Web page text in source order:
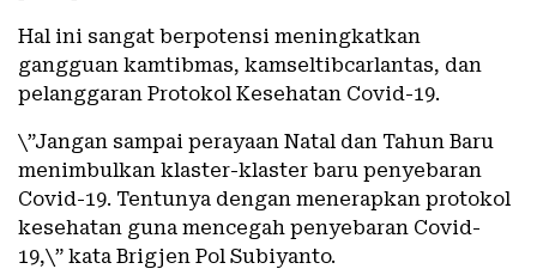
Hal ini sangat berpotensi meningkatkan
gangguan kamtibmas, kamseltibcarlantas, dan
pelanggaran Protokol Kesehatan Covid-19.
\”Jangan sampai perayaan Natal dan Tahun Baru
menimbulkan klaster-klaster baru penyebaran
Covid-19. Tentunya dengan menerapkan protokol
kesehatan guna mencegah penyebaran Covid-
19,\” kata Brigjen Pol Subiyanto.